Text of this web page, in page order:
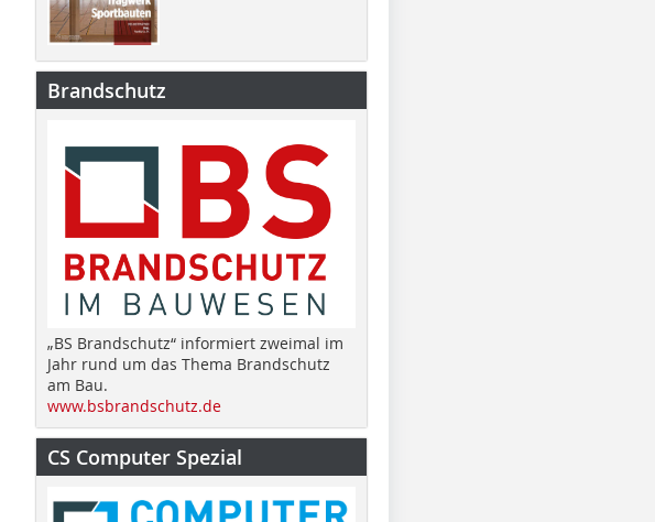
Brandschutz
„BS Brandschutz“ informiert zweimal im
Jahr rund um das Thema Brandschutz
am Bau.
www.bsbrandschutz.de
CS Computer Spezial